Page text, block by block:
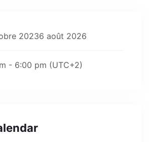
20236 août 2026
- 6:00 pm (UTC+2)